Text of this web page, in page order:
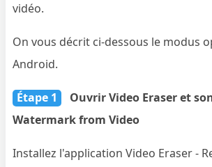
vidéo.
On vous décrit ci-dessous le modus
Android.
Étape 1
Ouvrir Video Eraser et
Watermark from Video
Installez l'application Video Eraser -